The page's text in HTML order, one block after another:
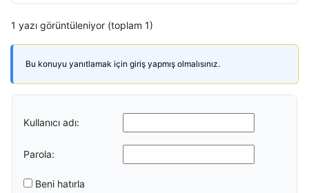
1 yazı görüntüleniyor (toplam 1)
Bu konuyu yanıtlamak için giriş yapmış olmalısınız.
Kullanıcı adı:
Parola:
Beni hatırla